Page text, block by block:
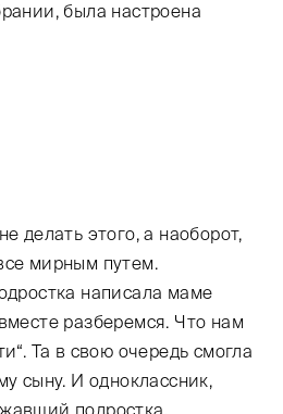
была настроена
делать этого, а наоборот,
мирным путем.
написала маме
разберемся. Что нам
Та в свою очередь смогла
сыну. И одноклассник,
подростка,